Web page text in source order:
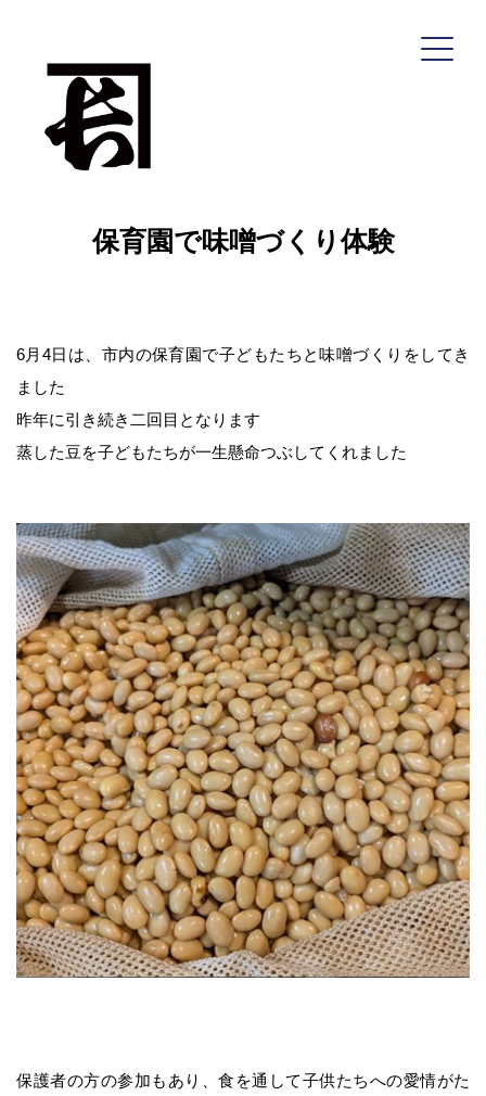
プ
HOME
オンラインショップ（Yahoo店）
おたより
カネチョウたより
レシピ
家族を笑顔にする味噌汁の力
イベントのご案内
保育園で味噌づくり体験
6月4日は、市内の保育園で子どもたちと味噌づくりをしてき
ました
昨年に引き続き二回目となります
蒸した豆を子どもたちが一生懸命つぶしてくれました
保護者の方の参加もあり、食を通して子供たちへの愛情がた